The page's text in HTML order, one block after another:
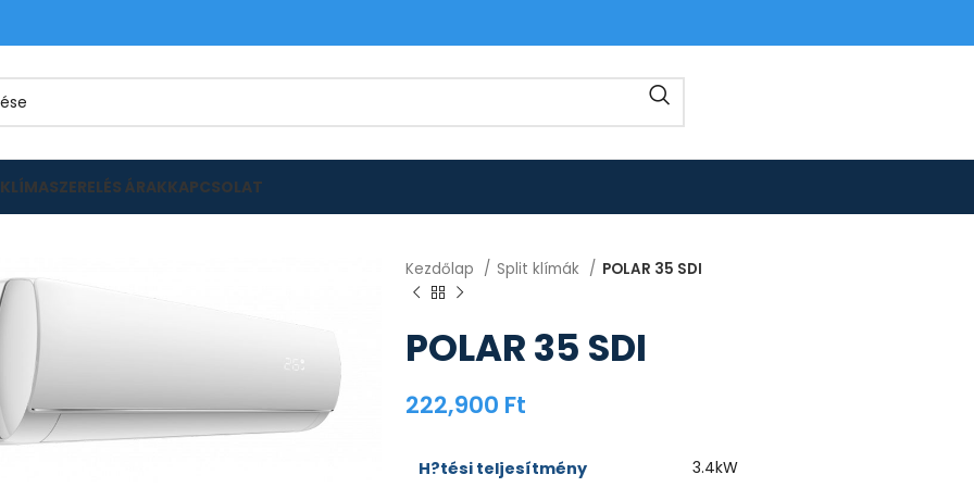
KLÍMASZERELÉS ÁRAKKAPCSOLAT
Kezdőlap Split klímák POLAR 35 SDI
POLAR 35 SDI
222,900 Ft
H?tési teljesítmény 3.4kW